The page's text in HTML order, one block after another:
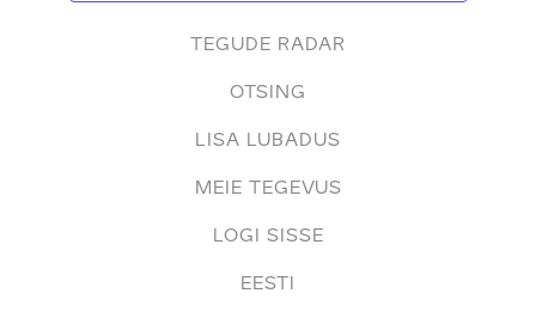
TEGUDE RADAR
OTSING
LISA LUBADUS
MEIE TEGEVUS
LOGI SISSE
EESTI